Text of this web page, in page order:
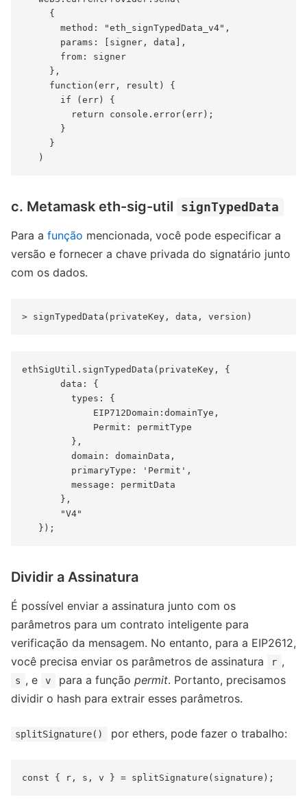
     {
       method: "eth_signTypedData_v4",
       params: [signer, data],
       from: signer
     },
     function(err, result) {
       if (err) {
         return console.error(err);
       }
     }
c. Metamask eth-sig-util signTypedData
Para a função mencionada, você pode especificar a
versão e fornecer a chave privada do signatário junto
com os dados.
ethSigUtil.signTypedData(privateKey, {
       data: {
         types: {
             EIP712Domain:domainTye,
             Permit: permitType
         },
         domain: domainData,
         primaryType: 'Permit',
         message: permitData
       },
       "V4"
Dividir a Assinatura
É possível enviar a assinatura junto com os
parâmetros para um contrato inteligente para
verificação da mensagem. No entanto, para a EIP2612,
você precisa enviar os parâmetros de assinatura
r ,
s , e v para a função permit. Portanto, precisamos
dividir o hash para extrair esses parâmetros.
splitSignature() por ethers, pode fazer o trabalho: